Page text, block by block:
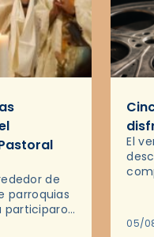
de
parroquias
participaron
El
05/